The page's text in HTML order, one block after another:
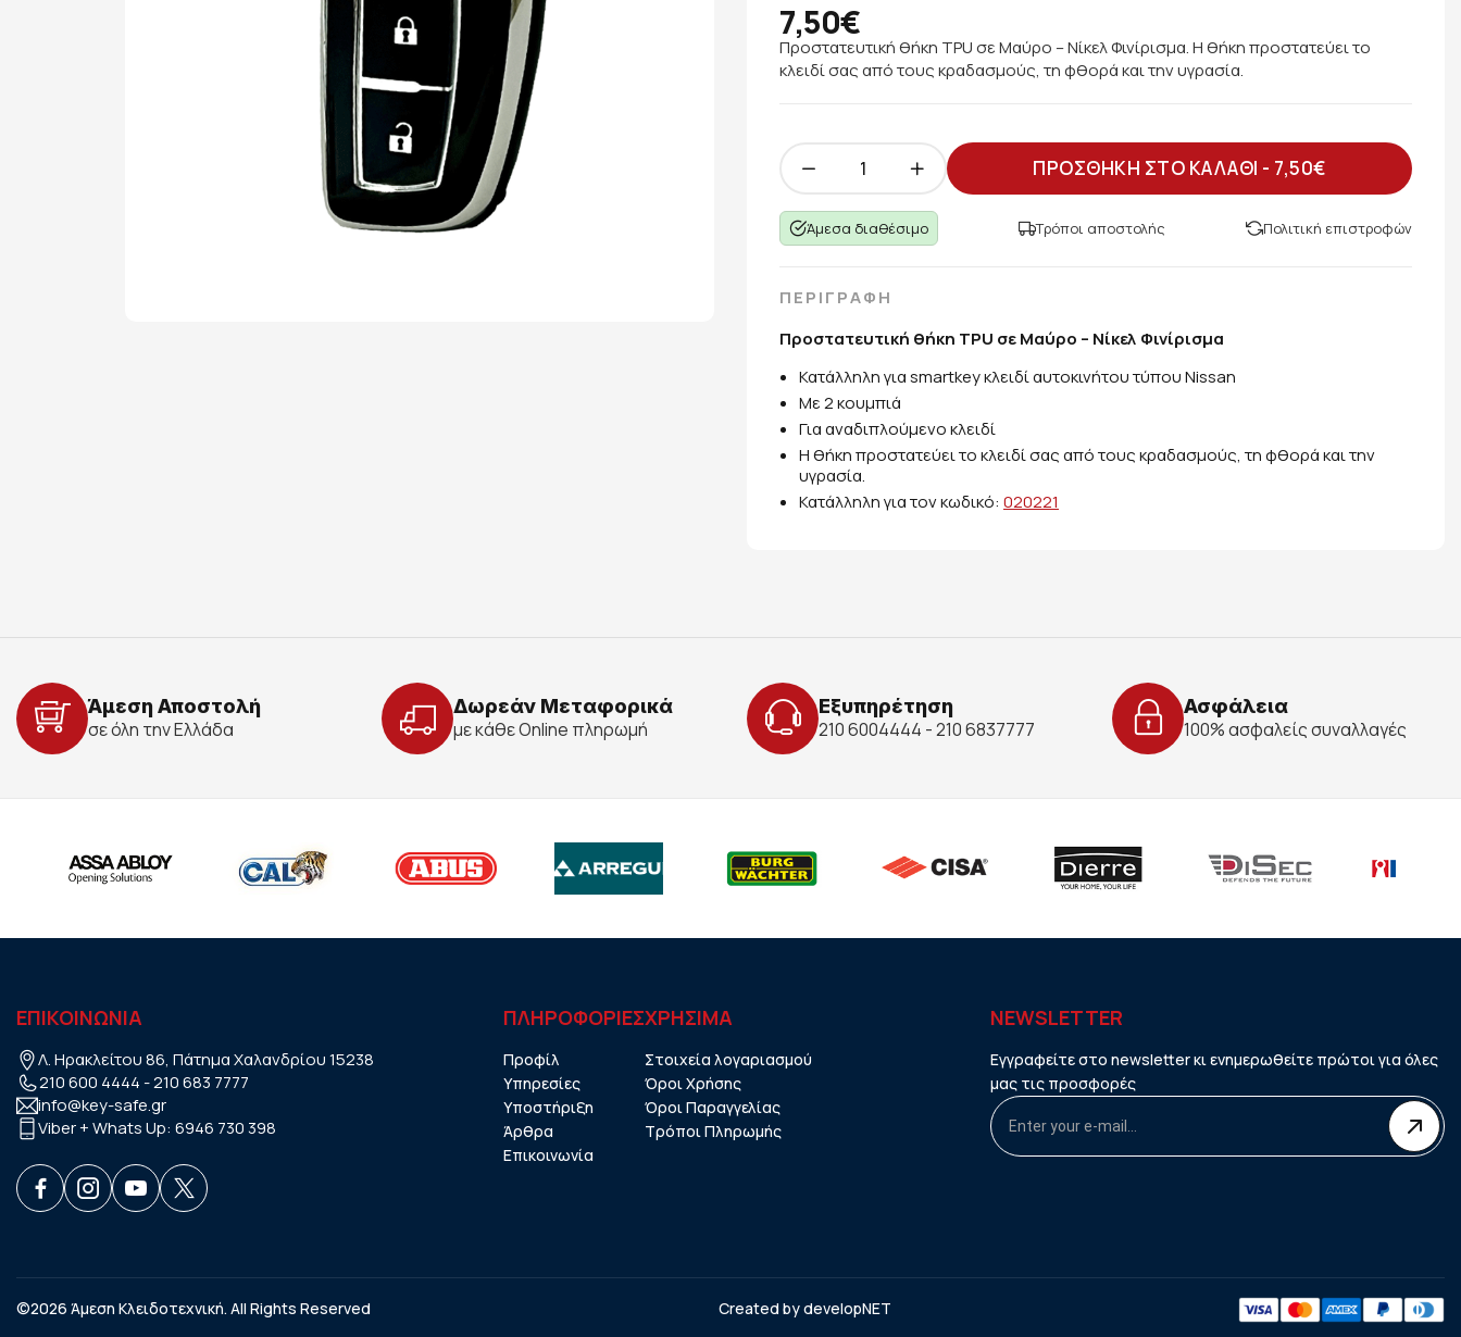
7,50€
Προστατευτική θήκη TPU σε Μαύρο – Νίκελ Φινίρισμα. Η θήκη προστατεύει το
κλειδί σας από τους κραδασμούς, τη φθορά και την υγρασία.
ΠΡΟΣΘΗΚΗ ΣΤΟ ΚΑΛΑΘΙ - 7,50€
Άμεσα διαθέσιμο Τρόποι αποστολής Πολιτική επιστροφών
ΠΕΡΙΓΡΑΦΗ
Προστατευτική θήκη TPU σε Μαύρο – Νίκελ Φινίρισμα
Κατάλληλη για smartkey κλειδί αυτοκινήτου τύπου Nissan
Με 2 κουμπιά
Για αναδιπλούμενο κλειδί
Η θήκη προστατεύει το κλειδί σας από τους κραδασμούς, τη φθορά και την
υγρασία.
Κατάλληλη για τον κωδικό: 020221
Άμεση Αποστολή
σε όλη την Ελλάδα
Δωρεάν Μεταφορικά
με κάθε Online πληρωμή
Εξυπηρέτηση
210 6004444 - 210 6837777
Ασφάλεια
100% ασφαλείς συναλλαγές
ΕΠΙΚΟΙΝΩΝΙΑ
Λ. Ηρακλείτου 86, Πάτημα Χαλανδρίου 15238
210 600 4444 -210 683 7777
info@key-safe.gr
Viber + Whats Up: 6946 730 398
ΠΛΗΡΟΦΟΡΙΕΣ
Προφίλ
Υπηρεσίες
Υποστήριξη
Άρθρα
Επικοινωνία
ΧΡHΣΙΜΑ
Στοιχεία λογαριασμού
Όροι Χρήσης
Όροι Παραγγελίας
Τρόποι Πληρωμής
NEWSLETTER
Εγγραφείτε στο newsletter κι ενημερωθείτε πρώτοι για όλες
μας τις προσφορές
©2026 Άμεση Κλειδοτεχνική. All Rights Reserved Created bydevelopNET